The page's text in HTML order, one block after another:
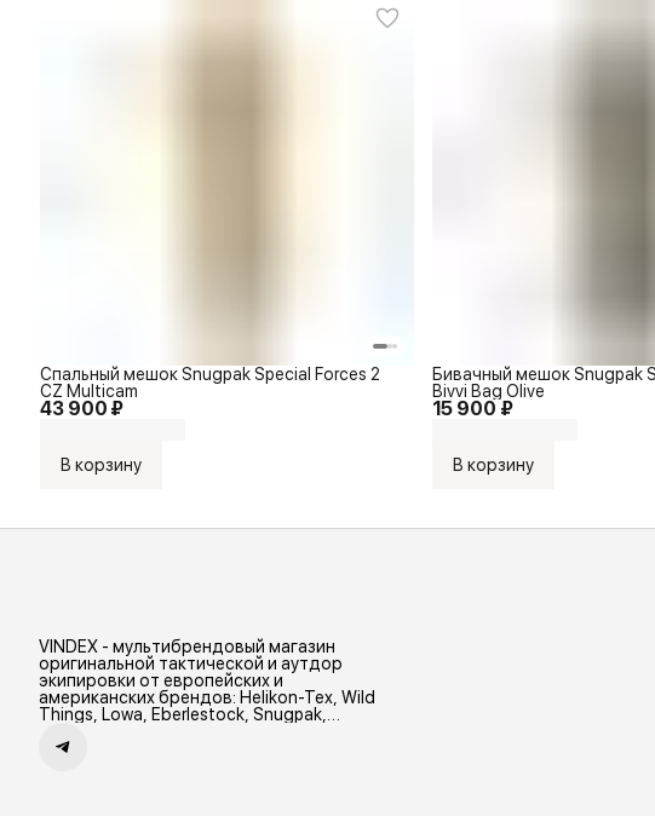
43 900 ₽
Спальный мешок Snugpak Special Forces 2
CZ Multicam
В корзину
15 900 ₽
Бивачный мешок Snugpak
Bivvi Bag Olive
В корзину
VINDEX - мультибрендовый магазин
оригинальной тактической и аутдор
экипировки от европейских и
американских брендов: Helikon-Tex, Wild
Things, Lowa, Eberlestock, Snugpak,